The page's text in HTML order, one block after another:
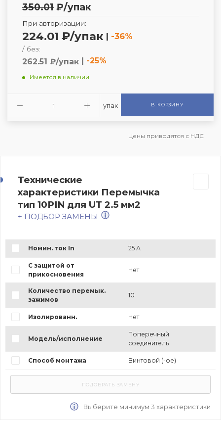
350.01 ₽/упак
При авторизации:
224.01 ₽/упак | -36%
/ без:
262.51 ₽/упак | -25%
Имеется в наличии
упак В КОРЗИНУ
Цены приводятся с НДС
Технические
характеристики Перемычка
тип 10PIN для UT 2.5 мм2
+ ПОДБОР ЗАМЕНЫ
Номин. ток In 25 А
С защитой от
прикосновения
Нет
Количество перемык.
зажимов
10
Изолированн. Нет
Модель/исполнение
Поперечный
соединитель
Способ монтажа Винтовой (-ое)
Выберите минимум 3 характеристики